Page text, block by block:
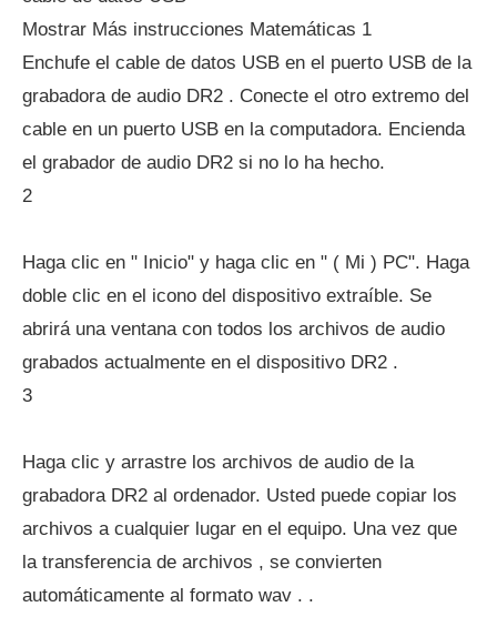
Mostrar Más instrucciones Matemáticas 1
Enchufe el cable de datos USB en el puerto USB de la
grabadora de audio DR2 . Conecte el otro extremo del
cable en un puerto USB en la computadora. Encienda
el grabador de audio DR2 si no lo ha hecho.
2
Haga clic en " Inicio" y haga clic en " ( Mi ) PC". Haga
doble clic en el icono del dispositivo extraíble. Se
abrirá una ventana con todos los archivos de audio
grabados actualmente en el dispositivo DR2 .
3
Haga clic y arrastre los archivos de audio de la
grabadora DR2 al ordenador. Usted puede copiar los
archivos a cualquier lugar en el equipo. Una vez que
la transferencia de archivos , se convierten
automáticamente al formato wav . .